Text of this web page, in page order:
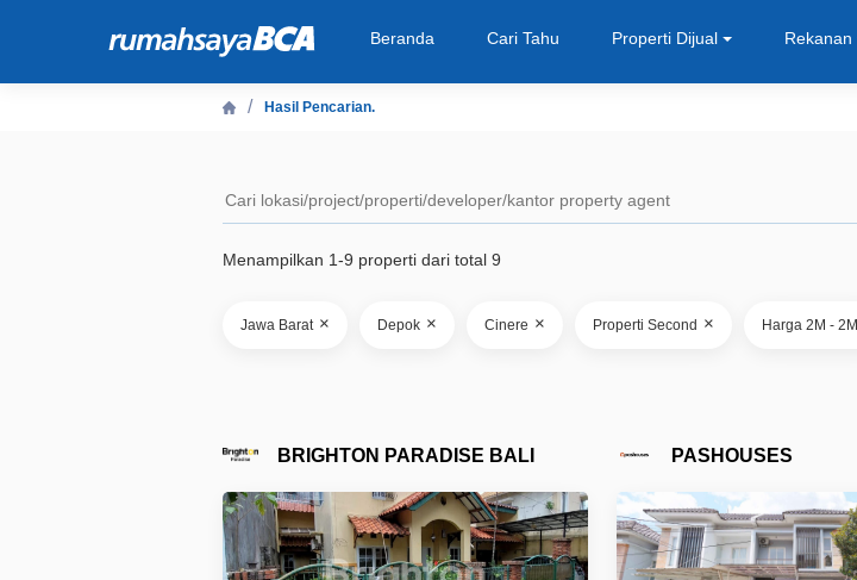
Beranda Cari Tahu Properti Dijual Rekanan
Hasil Pencarian.
Menampilkan 1-9 properti dari total 9
Jawa Barat × Depok × Cinere × Properti Second × Harga 2M - 2M
BRIGHTON PARADISE BALI PASHOUSES